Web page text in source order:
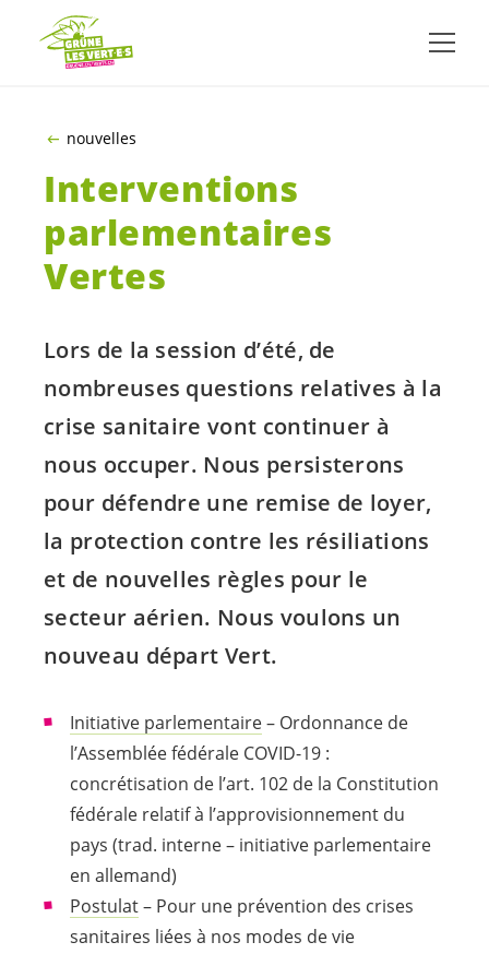
ALLER AU CONTENU PRINCIPAL
nouvelles
Interventions
parlementaires
Vertes
Lors de la session d’été, de
nombreuses questions relatives à la
crise sanitaire vont continuer à
nous occuper. Nous persisterons
pour défendre une remise de loyer,
la protection contre les résiliations
et de nouvelles règles pour le
secteur aérien. Nous voulons un
nouveau départ Vert.
Initiative parlementaire– Ordonnance de
l’Assemblée fédérale COVID-19 :
concrétisation de l’art. 102 de la Constitution
fédérale relatif à l’approvisionnement du
pays (trad. interne – initiative parlementaire
en allemand)
Postulat– Pour une prévention des crises
sanitaires liées à nos modes de vie